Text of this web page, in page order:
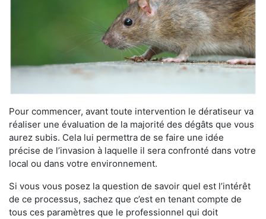
Pour commencer, avant toute intervention le dératiseur va
réaliser une évaluation de la majorité des dégâts que vous
aurez subis. Cela lui permettra de se faire une idée
précise de l’invasion à laquelle il sera confronté dans votre
local ou dans votre environnement.
Si vous vous posez la question de savoir quel est l’intérêt
de ce processus, sachez que c’est en tenant compte de
tous ces paramètres que le professionnel qui doit